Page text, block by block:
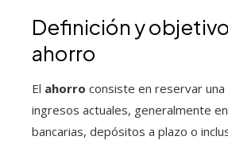
Definición y
ahorro
El ahorro consiste en reservar
ingresos actuales, generalmente
bancarias, depósitos a plazo o